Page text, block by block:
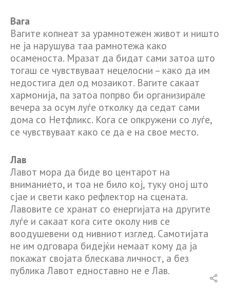
Вага
Вагите копнеат за урамнотежен живот и ништо
не ја нарушува таа рамнотежа како
осаменоста. Мразат да бидат сами затоа што
тогаш се чувствуваат нецелосни – како да им
недостига дел од мозаикот. Вагите сакаат
хармонија, па затоа попрво би организирале
вечера за осум луѓе отколку да седат сами
дома со Нетфликс. Кога се опкружени со луѓе,
се чувствуваат како се да е на свое место.
Лав
Лавот мора да биде во центарот на
вниманието, и тоа не било кој, туку оној што
сјае и свети како рефлектор на сцената.
Лавовите се хранат со енергијата на другите
луѓе и сакаат кога сите околу нив се
воодушевени од нивниот изглед. Самотијата
не им одговара бидејќи немаат кому да ја
покажат својата блескава личност, а без
публика Лавот едноставно не е Лав.